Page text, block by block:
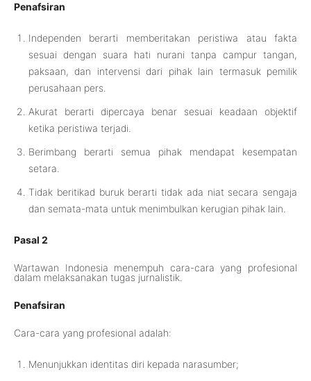
Penafsiran
Independen berarti memberitakan peristiwa atau fakta
sesuai dengan suara hati nurani tanpa campur tangan,
paksaan, dan intervensi dari pihak lain termasuk pemilik
perusahaan pers.
Akurat berarti dipercaya benar sesuai keadaan objektif
ketika peristiwa terjadi.
Berimbang berarti semua pihak mendapat kesempatan
setara.
Tidak beritikad buruk berarti tidak ada niat secara sengaja
dan semata-mata untuk menimbulkan kerugian pihak lain.
Pasal 2
Wartawan Indonesia menempuh cara-cara yang profesional
dalam melaksanakan tugas jurnalistik.
Penafsiran
Cara-cara yang profesional adalah:
Menunjukkan identitas diri kepada narasumber;